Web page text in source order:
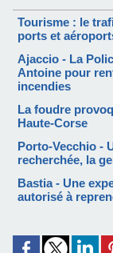
Tourisme : le
ports et
Ajaccio - La
Antoine pour
incendies
La foudre
Haute-Corse
Porto-Vecchio -
recherchée, la
Bastia - Une
autorisé à